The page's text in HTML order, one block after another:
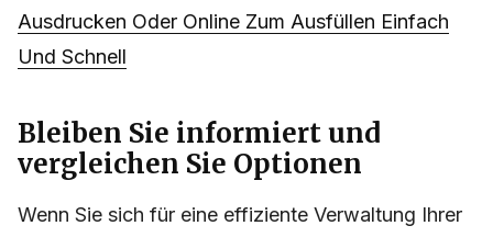
Ausdrucken Oder Online Zum Ausfüllen Einfach
Und Schnell
Bleiben Sie informiert und
vergleichen Sie Optionen
Wenn Sie sich für eine effiziente Verwaltung Ihrer